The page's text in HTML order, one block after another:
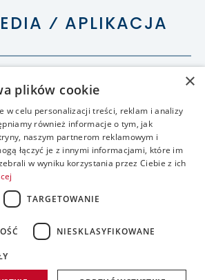
⁄ APLIKACJA
×
plików cookie
w celu personalizacji treści, reklam i analizy
również informacje o tym, jak
naszym partnerom reklamowym i
łączyć je z innymi informacjami, które im
w wyniku korzystania przez Ciebie z ich
TARGETOWANIE
NIESKLASYFIKOWANE